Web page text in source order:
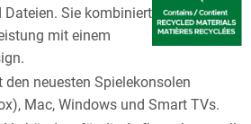
Dateien. Sie kombiniert
mit einem
neuesten Spielekonsolen
Mac, Windows und Smart TVs.